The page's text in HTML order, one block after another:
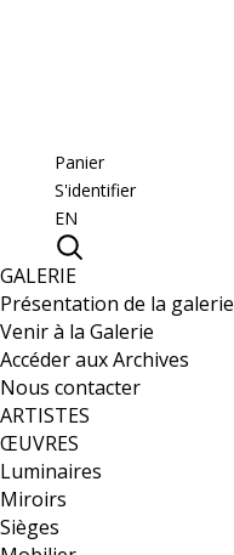
Panier
S'identifier
EN
GALERIE
Présentation de la galerie
Venir à la Galerie
Accéder aux Archives
Nous contacter
ARTISTES
ŒUVRES
Luminaires
Miroirs
Sièges